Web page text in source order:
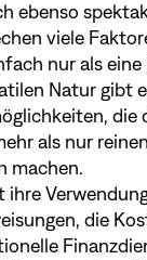
ebenso
viele
nur als eine
Natur gibt
die
als nur reinen
machen.
ihre
die